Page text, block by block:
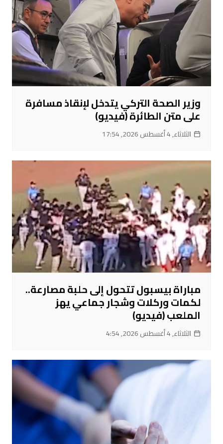
وزير الصحة التركي يتدخل لإنقاذ مسافرة
على متن الطائرة (فيديو)
الثلاثاء, 4 أغسطس 2026, 17:54
مباراة بيسبول تتحول إلى حلبة مصارعة..
لكمات وركلات وشجار جماعي يهز
الملعب (فيديو)
الثلاثاء, 4 أغسطس 2026, 4:54